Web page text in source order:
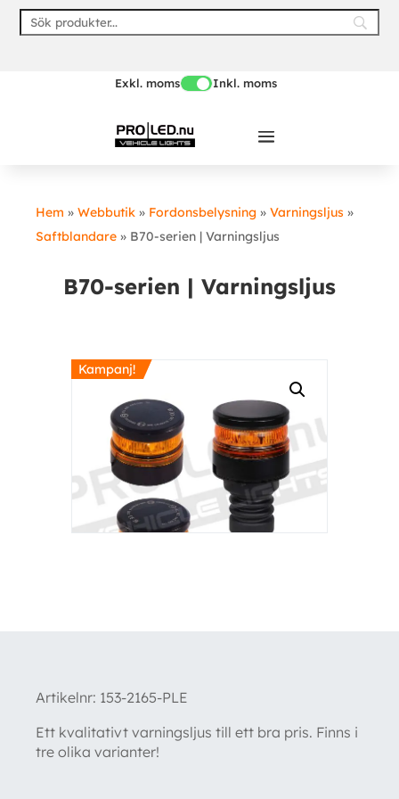
Skip
Exkl. moms Inkl. moms
Hem » Webbutik » Fordonsbelysning » Varningsljus »
Saftblandare » B70-serien | Varningsljus
B70-serien | Varningsljus
Kampanj!
Artikelnr: 153-2165-PLE
Ett kvalitativt varningsljus till ett bra pris. Finns i
tre olika varianter!